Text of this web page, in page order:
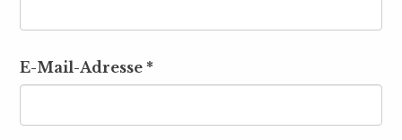
E-Mail-Adresse *